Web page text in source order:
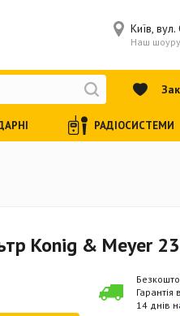
Konig & Meyer
Гарантія
14 днів
Київ,
Наш
РАДІОСИСТЕМИ